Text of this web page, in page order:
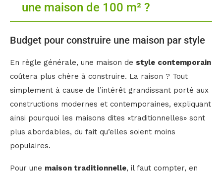
une maison de 100 m² ?
Budget pour construire une maison par style
En règle générale, une maison de style contemporain
coûtera plus chère à construire. La raison ? Tout
simplement à cause de l’intérêt grandissant porté aux
constructions modernes et contemporaines, expliquant
ainsi pourquoi les maisons dites «traditionnelles» sont
plus abordables, du fait qu’elles soient moins
populaires.
Pour une maison traditionnelle, il faut compter, en